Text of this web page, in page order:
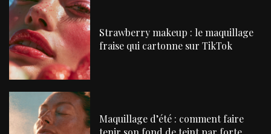
Strawberry makeup : le maquillage
fraise qui cartonne sur TikTok
Maquillage d’été : comment faire